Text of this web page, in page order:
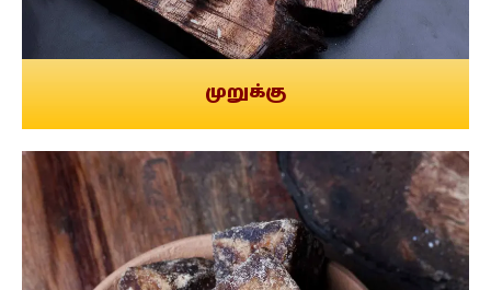
முறுக்கு